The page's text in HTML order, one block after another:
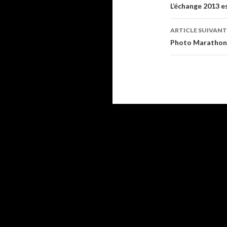
des
articles
L’échange 2013
ARTICLE SUIVANT
Photo